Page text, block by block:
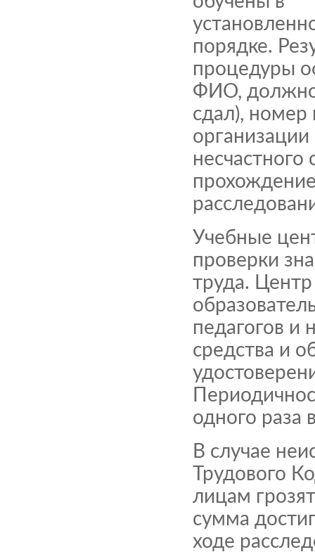
порядке.
процедуры
ФИО,
сдал), номер
Учебные
проверки
труда.
педагогов и
средства и
одного раза
В случае
Трудового
лицам
сумма
ходе